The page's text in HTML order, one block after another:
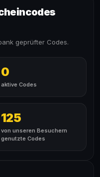
geprüfter Codes.
0
aktive Codes
125
von unseren Besuchern
genutzte Codes